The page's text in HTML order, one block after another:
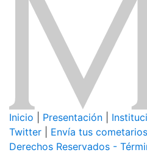
Inicio Presentación
Twitter
Envía tus cometarios
Derechos Reservados -